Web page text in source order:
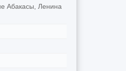
Абакасы, Ленина